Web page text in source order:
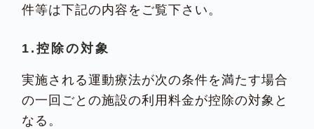
件等は下記の内容をご覧下さい。
1.控除の対象
実施される運動療法が次の条件を満たす場合
の一回ごとの施設の利用料金が控除の対象と
なる。